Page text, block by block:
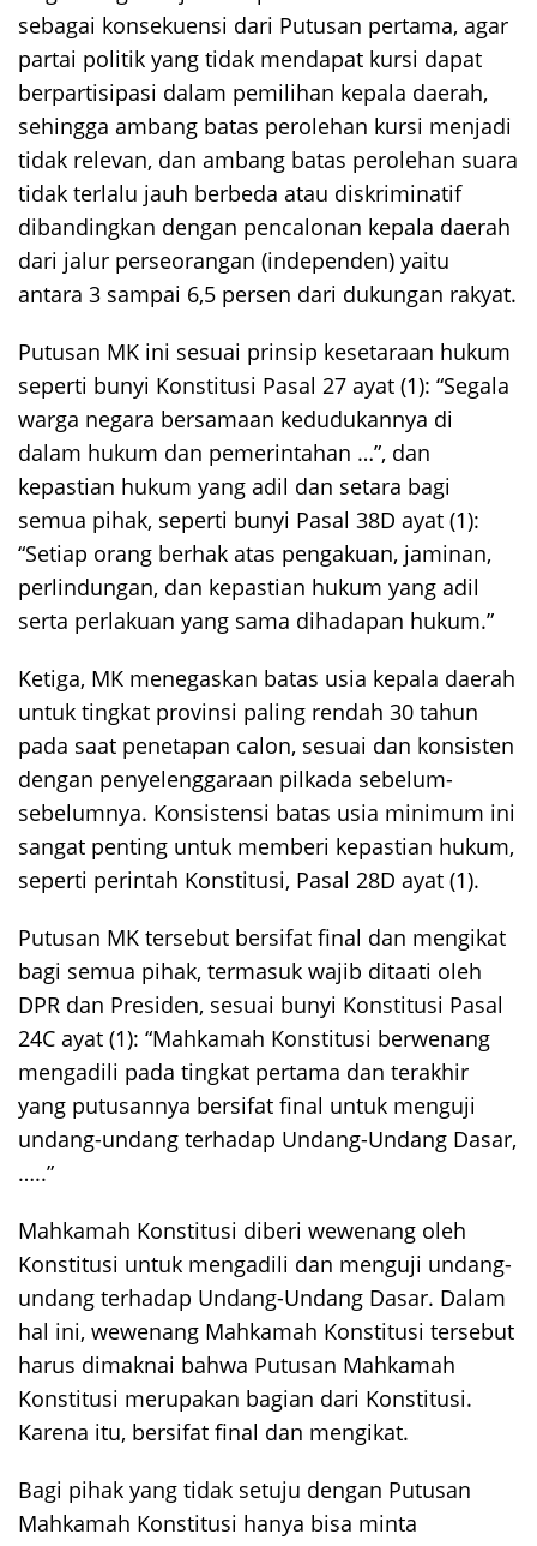
sebagai konsekuensi dari Putusan pertama, agar
partai politik yang tidak mendapat kursi dapat
berpartisipasi dalam pemilihan kepala daerah,
sehingga ambang batas perolehan kursi menjadi
tidak relevan, dan ambang batas perolehan suara
tidak terlalu jauh berbeda atau diskriminatif
dibandingkan dengan pencalonan kepala daerah
dari jalur perseorangan (independen) yaitu
antara 3 sampai 6,5 persen dari dukungan rakyat.
Putusan MK ini sesuai prinsip kesetaraan hukum
seperti bunyi Konstitusi Pasal 27 ayat (1): “Segala
warga negara bersamaan kedudukannya di
dalam hukum dan pemerintahan …”, dan
kepastian hukum yang adil dan setara bagi
semua pihak, seperti bunyi Pasal 38D ayat (1):
“Setiap orang berhak atas pengakuan, jaminan,
perlindungan, dan kepastian hukum yang adil
serta perlakuan yang sama dihadapan hukum.”
Ketiga, MK menegaskan batas usia kepala daerah
untuk tingkat provinsi paling rendah 30 tahun
pada saat penetapan calon, sesuai dan konsisten
dengan penyelenggaraan pilkada sebelum-
sebelumnya. Konsistensi batas usia minimum ini
sangat penting untuk memberi kepastian hukum,
seperti perintah Konstitusi, Pasal 28D ayat (1).
Putusan MK tersebut bersifat final dan mengikat
bagi semua pihak, termasuk wajib ditaati oleh
DPR dan Presiden, sesuai bunyi Konstitusi Pasal
24C ayat (1): “Mahkamah Konstitusi berwenang
mengadili pada tingkat pertama dan terakhir
yang putusannya bersifat final untuk menguji
undang-undang terhadap Undang-Undang Dasar,
…..”
Mahkamah Konstitusi diberi wewenang oleh
Konstitusi untuk mengadili dan menguji undang-
undang terhadap Undang-Undang Dasar. Dalam
hal ini, wewenang Mahkamah Konstitusi tersebut
harus dimaknai bahwa Putusan Mahkamah
Konstitusi merupakan bagian dari Konstitusi.
Karena itu, bersifat final dan mengikat.
Bagi pihak yang tidak setuju dengan Putusan
Mahkamah Konstitusi hanya bisa minta